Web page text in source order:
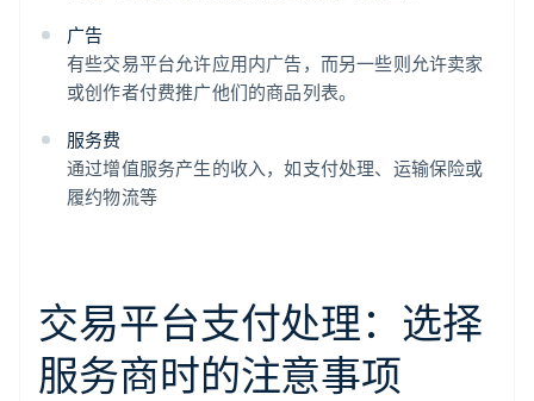
广告
有些交易平台允许应用内广告，而另一些则允许卖家
或创作者付费推广他们的商品列表。
服务费
通过增值服务产生的收入，如支付处理、运输保险或
履约物流等
交易平台支付处理：选择
服务商时的注意事项